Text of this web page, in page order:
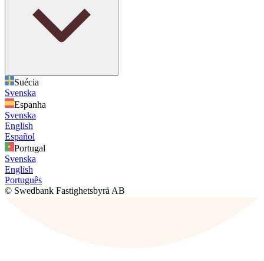
Suécia
Svenska
Espanha
Svenska
English
Español
Portugal
Svenska
English
Português
© Swedbank Fastighetsbyrå AB